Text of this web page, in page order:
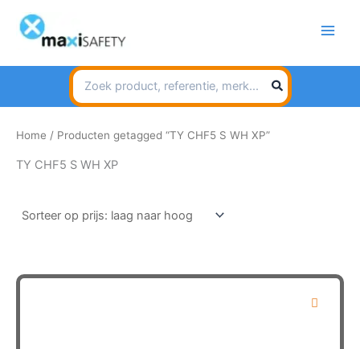
naar
inhoud
Search
for:
Home / Producten getagged “TY CHF5 S WH XP”
TY CHF5 S WH XP